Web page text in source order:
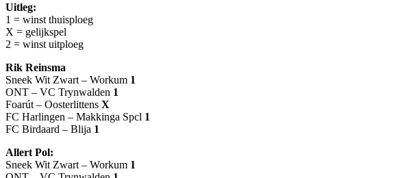
Uitleg:
1 = winst thuisploeg
X = gelijkspel
2 = winst uitploeg
Rik Reinsma
Sneek Wit Zwart – Workum 1
ONT – VC Trynwalden 1
Foarút – Oosterlittens X
FC Harlingen – Makkinga Spcl 1
FC Birdaard – Blija 1
Allert Pol:
Sneek Wit Zwart – Workum 1